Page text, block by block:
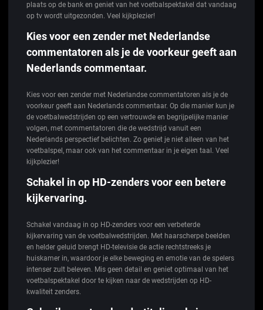
plaats op de bank en geniet van het voetbalspektakel dat vandaag
op tv wordt uitgezonden. Veel kijkplezier!
Kies voor een zender met Nederlandse
commentatoren als je de voorkeur geeft aan
Nederlands commentaar.
Kies voor een zender met Nederlandse commentatoren als je de
voorkeur geeft aan Nederlands commentaar. Op die manier kun je
de voetbalwedstrijden op een vertrouwde en begrijpelijke manier
volgen, met commentatoren die de wedstrijd vanuit een
Nederlands perspectief belichten. Zo geniet je niet alleen van het
voetbalspel, maar ook van het commentaar in je eigen taal. Veel
kijkplezier!
Schakel in op HD-zenders voor een betere
kijkervaring.
Schakel vandaag in op HD-zenders voor een verbeterde
kijkervaring van de voetbalwedstrijden. Met haarscherpe beelden
en helder geluid brengt HD-televisie de actie rechtstreeks je
huiskamer in, waardoor je elke beweging en emotie van de spelers
intenser zult beleven. Mis geen detail en geniet optimaal van het
voetbalspektakel door te kijken naar de wedstrijden op HD-
kwaliteit zenders.